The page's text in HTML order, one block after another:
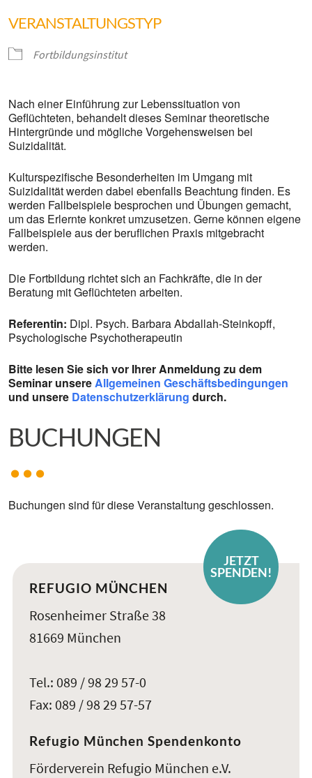
VERANSTALTUNGSTYP
Fortbildungsinstitut
Nach einer Einführung zur Lebenssituation von
Geflüchteten, behandelt dieses Seminar theoretische
Hintergründe und mögliche Vorgehensweisen bei
Suizidalität.
Kulturspezifische Besonderheiten im Umgang mit
Suizidalität werden dabei ebenfalls Beachtung finden. Es
werden Fallbeispiele besprochen und Übungen gemacht,
um das Erlernte konkret umzusetzen. Gerne können eigene
Fallbeispiele aus der beruflichen Praxis mitgebracht
werden.
Die Fortbildung richtet sich an Fachkräfte, die in der
Beratung mit Geflüchteten arbeiten.
Referentin: Dipl. Psych. Barbara Abdallah-Steinkopff,
Psychologische Psychotherapeutin
Bitte lesen Sie sich vor Ihrer Anmeldung zu dem
Seminar unsere Allgemeinen Geschäftsbedingungen
und unsere Datenschutzerklärung durch.
BUCHUNGEN
Buchungen sind für diese Veranstaltung geschlossen.
JETZT
SPENDEN!
REFUGIO MÜNCHEN
Rosenheimer Straße 38
81669 München
Tel.: 089 / 98 29 57-0
Fax: 089 / 98 29 57-57
Refugio München Spendenkonto
Förderverein Refugio München e.V.